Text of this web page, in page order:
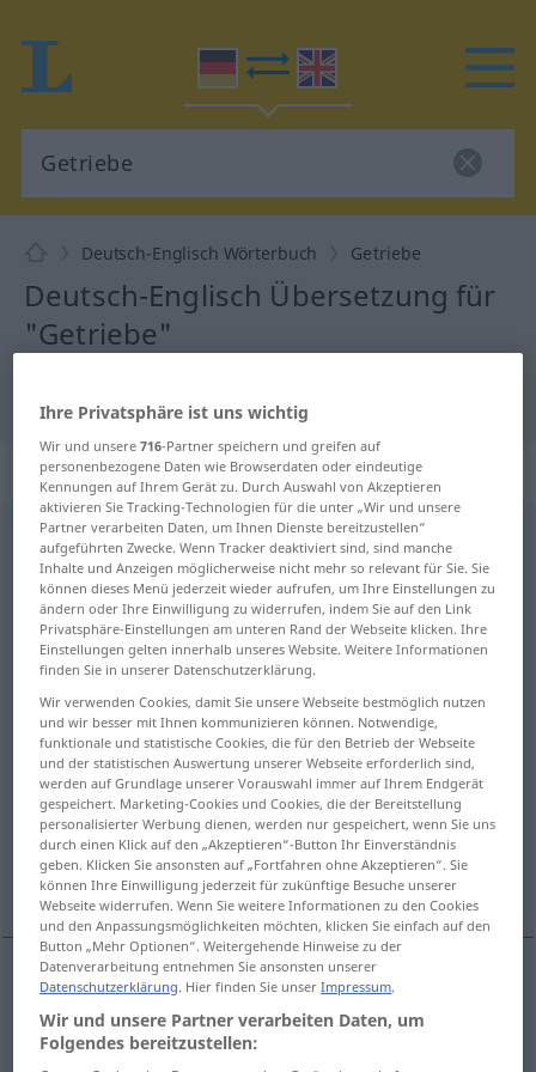
Deutsch-Englisch Wörterbuch Getriebe
Deutsch-Englisch Übersetzung für
"Getriebe"
"Getriebe" Englisch Übersetzung
„Getriebe“: Neutrum
Getriebe [-ˈtriːbə] n <Getriebes ;Getriebe>
Übersicht aller Übersetzungen
(Für mehr Details die Übersetzung anklicken/antippen)
gear transmission, mechanism, hydraulic
clockwork action props, shores
cluster, gearbox, gear-box, gearing, gear unit
hustle and bustle, crowd drive unit
gearing
Ihre Privatsphäre ist uns wichtig
Wir und unsere716-Partner speichern und greifen auf
personenbezogene Daten wie Browserdaten oder eindeutige
Kennungen auf Ihrem Gerät zu. Durch Auswahl von Akzeptieren
aktivieren Sie Tracking-Technologien für die unter „Wir und unsere
Partner verarbeiten Daten, um Ihnen Dienste bereitzustellen“
aufgeführten Zwecke. Wenn Tracker deaktiviert sind, sind manche
Inhalte und Anzeigen möglicherweise nicht mehr so relevant für Sie. Sie
können dieses Menü jederzeit wieder aufrufen, um Ihre Einstellungen zu
ändern oder Ihre Einwilligung zu widerrufen, indem Sie auf den Link
Privatsphäre-Einstellungen am unteren Rand der Webseite klicken. Ihre
Einstellungen gelten innerhalb unseres Website. Weitere Informationen
finden Sie in unserer Datenschutzerklärung.
Wir verwenden Cookies, damit Sie unsere Webseite bestmöglich nutzen
und wir besser mit Ihnen kommunizieren können. Notwendige,
funktionale und statistische Cookies, die für den Betrieb der Webseite
und der statistischen Auswertung unserer Webseite erforderlich sind,
werden auf Grundlage unserer Vorauswahl immer auf Ihrem Endgerät
gespeichert. Marketing-Cookies und Cookies, die der Bereitstellung
personalisierter Werbung dienen, werden nur gespeichert, wenn Sie uns
durch einen Klick auf den „Akzeptieren“-Button Ihr Einverständnis
geben. Klicken Sie ansonsten auf „Fortfahren ohne Akzeptieren“. Sie
können Ihre Einwilligung jederzeit für zukünftige Besuche unserer
Webseite widerrufen. Wenn Sie weitere Informationen zu den Cookies
und den Anpassungsmöglichkeiten möchten, klicken Sie einfach auf den
Button „Mehr Optionen“. Weitergehende Hinweise zu der
Datenverarbeitung entnehmen Sie ansonsten unserer
Datenschutzerklärung. Hier finden Sie unserImpressum.
Wir und unsere Partner verarbeiten Daten, um
Folgendes bereitzustellen: